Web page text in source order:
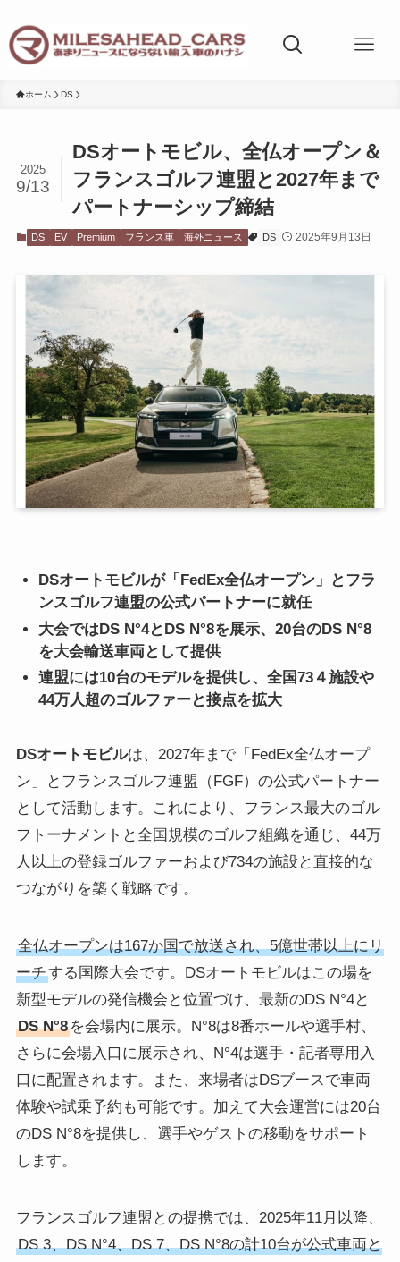
ホーム DS
DSオートモビル、全仏オープン＆
フランスゴルフ連盟と2027年まで
パートナーシップ締結
2025
9/13
DS EV Premium フランス車 海外ニュース DS 2025年9月13日
DSオートモビルが「FedEx全仏オープン」とフラ
ンスゴルフ連盟の公式パートナーに就任
大会ではDS N°4とDS N°8を展示、20台のDS N°8
を大会輸送車両として提供
連盟には10台のモデルを提供し、全国73４施設や
44万人超のゴルファーと接点を拡大
DSオートモビルは、2027年まで「FedEx全仏オープ
ン」とフランスゴルフ連盟（FGF）の公式パートナー
として活動します。これにより、フランス最大のゴル
フトーナメントと全国規模のゴルフ組織を通じ、44万
人以上の登録ゴルファーおよび734の施設と直接的な
つながりを築く戦略です。
全仏オープンは167か国で放送され、5億世帯以上にリ
ーチする国際大会です。DSオートモビルはこの場を
新型モデルの発信機会と位置づけ、最新のDS N°4と
DS N°8を会場内に展示。N°8は8番ホールや選手村、
さらに会場入口に展示され、N°4は選手・記者専用入
口に配置されます。また、来場者はDSブースで車両
体験や試乗予約も可能です。加えて大会運営には20台
のDS N°8を提供し、選手やゲストの移動をサポート
します。
フランスゴルフ連盟との提携では、2025年11月以降、
DS 3、DS N°4、DS 7、DS N°8の計10台が公式車両と